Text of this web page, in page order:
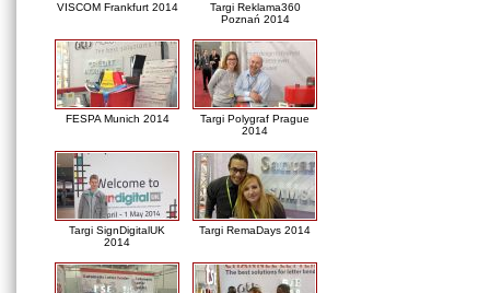
VISCOM Frankfurt 2014
Targi Reklama360
Poznań 2014
FESPA Munich 2014
Targi Polygraf Prague
2014
Targi SignDigitalUK
2014
Targi RemaDays 2014